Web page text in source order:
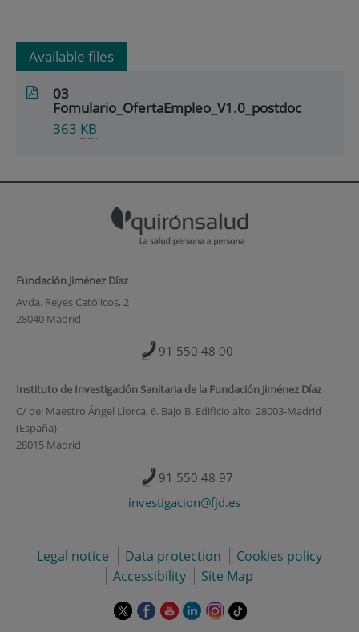
Available files
03
Fomulario_OfertaEmpleo_V1.0_postdoc
363 KB
Fundación Jiménez Díaz
Avda. Reyes Católicos, 2
28040 Madrid
91 550 48 00
Instituto de Investigación Sanitaria de la Fundación Jiménez Díaz
C/ del Maestro Ángel Llorca, 6. Bajo B. Edificio alto. 28003-Madrid
(España)
28015 Madrid
91 550 48 97
investigacion@fjd.es
Legal notice Data protection
Cookies policy
Accessibility
Site Map
This This This This This Link